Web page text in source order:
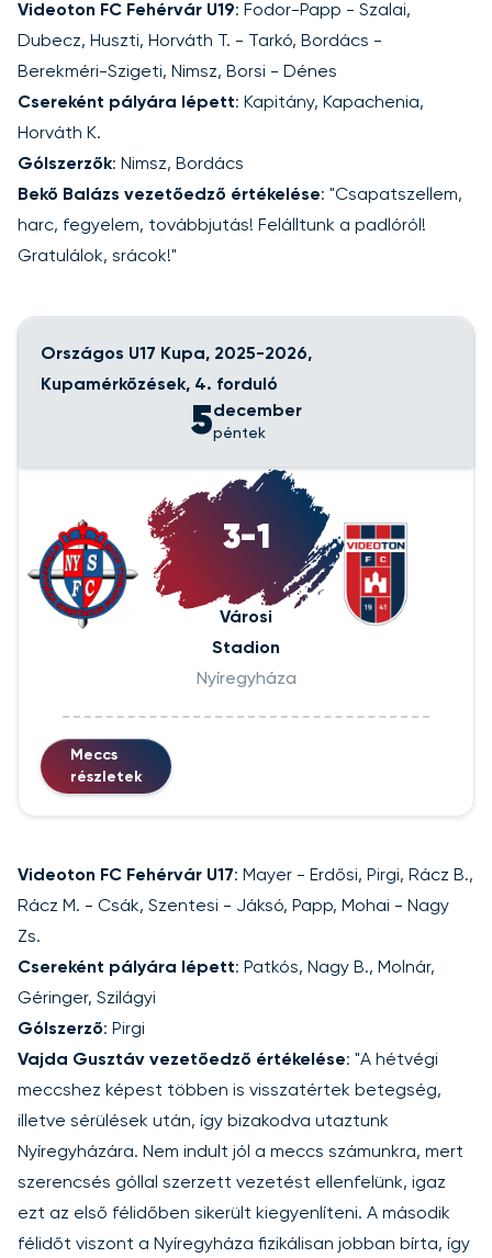
Videoton FC Fehérvár U19: Fodor-Papp - Szalai,
Dubecz, Huszti, Horváth T. - Tarkó, Bordács -
Berekméri-Szigeti, Nimsz, Borsi - Dénes
Csereként pályára lépett: Kapitány, Kapachenia,
Horváth K.
Gólszerzők: Nimsz, Bordács
Bekő Balázs vezetőedző értékelése: "Csapatszellem,
harc, fegyelem, továbbjutás! Felálltunk a padlóról!
Gratulálok, srácok!"
Országos U17 Kupa, 2025-2026,
Kupamérkőzések, 4. forduló
5december
péntek
3-1
Városi
Stadion
Nyíregyháza
Meccs
részletek
Videoton FC Fehérvár U17: Mayer - Erdősi, Pirgi, Rácz B.,
Rácz M. - Csák, Szentesi - Jáksó, Papp, Mohai - Nagy
Zs.
Csereként pályára lépett: Patkós, Nagy B., Molnár,
Géringer, Szilágyi
Gólszerző: Pirgi
Vajda Gusztáv vezetőedző értékelése: "A hétvégi
meccshez képest többen is visszatértek betegség,
illetve sérülések után, így bizakodva utaztunk
Nyíregyházára. Nem indult jól a meccs számunkra, mert
szerencsés góllal szerzett vezetést ellenfelünk, igaz
ezt az első félidőben sikerült kiegyenlíteni. A második
félidőt viszont a Nyíregyháza fizikálisan jobban bírta, így